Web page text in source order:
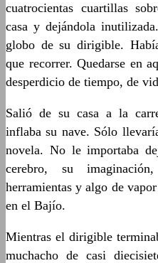
cuatrocientas cuartillas
casa y dejándola
globo de su dirigible.
que recorrer. Quedarse en
desperdicio de tiempo, de
Salió de su casa a la
inflaba su nave. Sólo
novela. No le importaba
cerebro, su
herramientas y algo de
en el Bajío.
Mientras el dirigible
muchacho de casi